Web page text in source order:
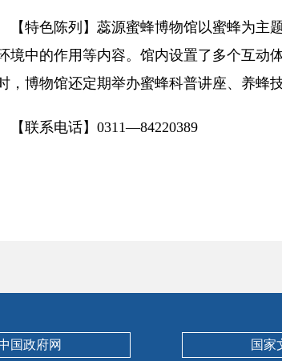
【特色陈列】蕊源蜜蜂博物馆以蜜蜂为
境中的作用等内容。馆内设置了多个互动
，博物馆还定期举办蜜蜂科普讲座、养蜂
【联系电话】0311—84220389
国政府网 国家